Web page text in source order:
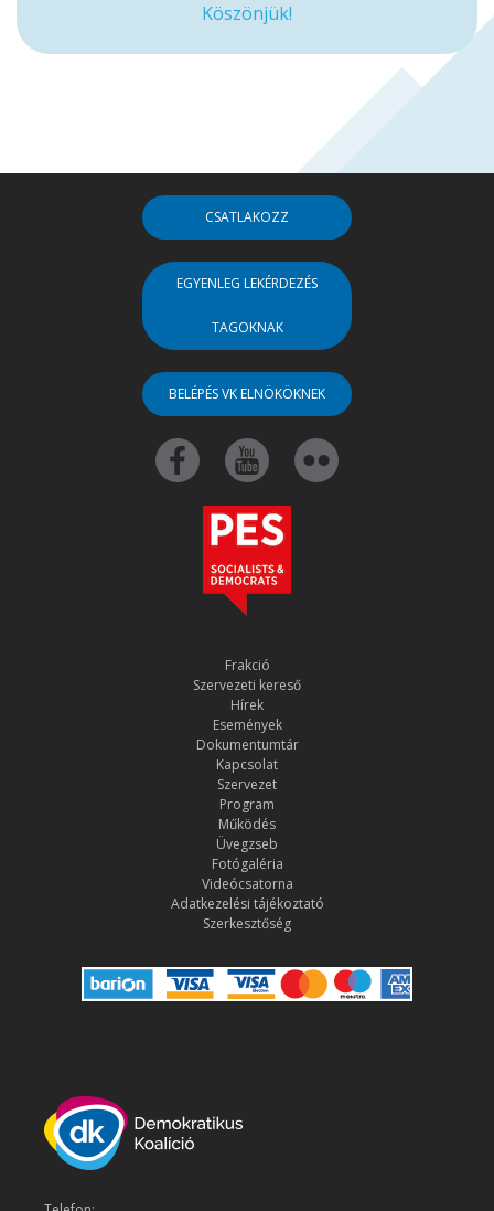
Köszönjük!
CSATLAKOZZ
EGYENLEG LEKÉRDEZÉS
TAGOKNAK
BELÉPÉS VK ELNÖKÖKNEK
Frakció
Szervezeti kereső
Hírek
Események
Dokumentumtár
Kapcsolat
Szervezet
Program
Működés
Üvegzseb
Fotógaléria
Videócsatorna
Adatkezelési tájékoztató
Szerkesztőség